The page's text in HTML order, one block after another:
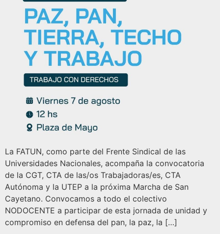
La FATUN, como parte del Frente Sindical de las
Universidades Nacionales, acompaña la convocatoria
de la CGT, CTA de las/os Trabajadoras/es, CTA
Autónoma y la UTEP a la próxima Marcha de San
Cayetano. Convocamos a todo el colectivo
NODOCENTE a participar de esta jornada de unidad y
compromiso en defensa del pan, la paz, la […]